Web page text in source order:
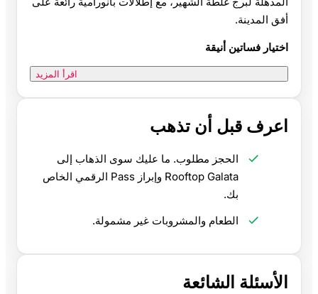
أفق المدينة.
اختيار فساتين أنيقة
اقرأ المزيد
اعرف قبل أن تذهب
الحجز مطلوب. ما عليك سوى الذهاب إلى
Rooftop Galata وإبراز Pass الرقمي الخاص
بك.
الطعام والمشروبات غير مشمولة.
الأسئلة الشائعة